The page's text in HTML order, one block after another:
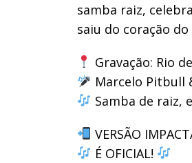
samba raiz,
saiu do coração do
Gravação: Rio
Marcelo Pitbull
Samba de raiz,
VERSÃO
É OFICIAL!